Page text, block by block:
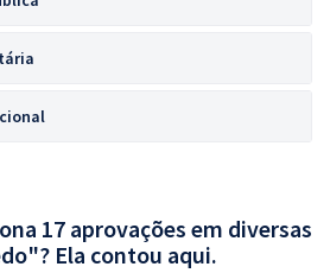
17 aprovações em diversas
Ela contou aqui.